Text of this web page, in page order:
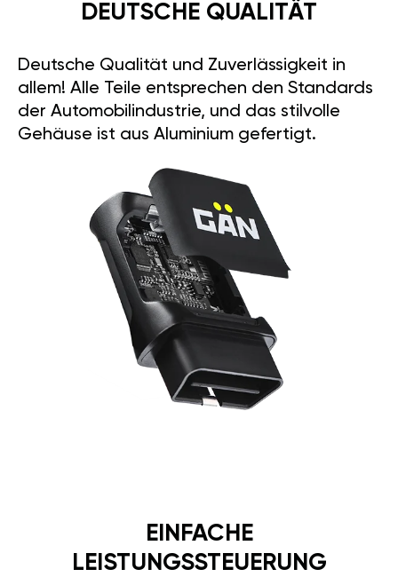
DEUTSCHE QUALITÄT
Deutsche Qualität und Zuverlässigkeit in
allem! Alle Teile entsprechen den Standards
der Automobilindustrie, und das stilvolle
Gehäuse ist aus Aluminium gefertigt.
EINFACHE
LEISTUNGSSTEUERUNG